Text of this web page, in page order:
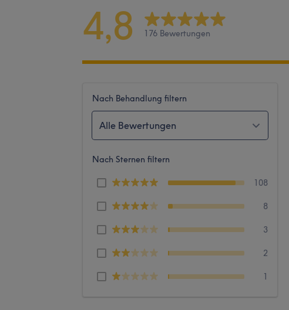
4,8 176 Bewertungen
Nach Behandlung filtern
Alle Bewertungen
Nach Sternen filtern
108
8
3
2
1